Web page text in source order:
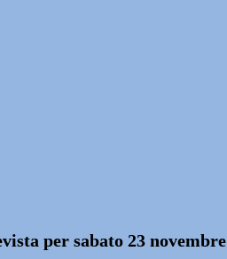
per sabato 23 novembre